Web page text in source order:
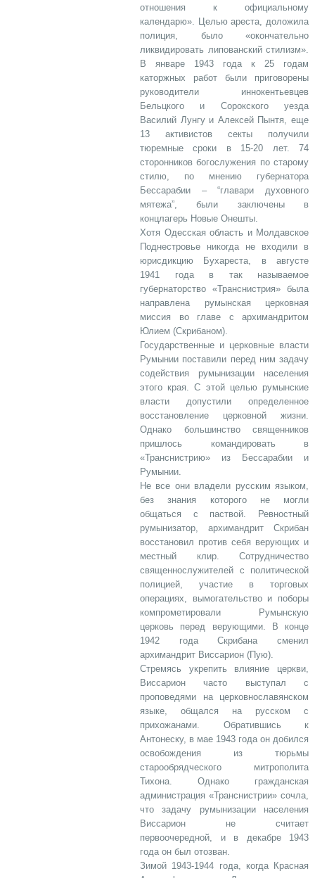
отношения к официальному
календарю». Целью ареста, доложила
полиция, было «окончательно
ликвидировать липованский стилизм».
В январе 1943 года к 25 годам
каторжных работ были приговорены
руководители иннокентьевцев
Бельцкого и Сорокского уезда
Василий Лунгу и Алексей Пынтя, еще
13 активистов секты получили
тюремные сроки в 15-20 лет. 74
сторонников богослужения по старому
стилю, по мнению губернатора
Бессарабии – “главари духовного
мятежа”, были заключены в
концлагерь Новые Онешты.
Хотя Одесская область и Молдавское
Поднестровье никогда не входили в
юрисдикцию Бухареста, в августе
1941 года в так называемое
губернаторство «Транснистрия» была
направлена румынская церковная
миссия во главе с архимандритом
Юлием (Скрибаном).
Государственные и церковные власти
Румынии поставили перед ним задачу
содействия румынизации населения
этого края. С этой целью румынские
власти допустили определенное
восстановление церковной жизни.
Однако большинство священников
пришлось командировать в
«Транснистрию» из Бессарабии и
Румынии.
Не все они владели русским языком,
без знания которого не могли
общаться с паствой. Ревностный
румынизатор, архимандрит Скрибан
восстановил против себя верующих и
местный клир. Сотрудничество
священнослужителей с политической
полицией, участие в торговых
операциях, вымогательство и поборы
компрометировали Румынскую
церковь перед верующими. В конце
1942 года Скрибана сменил
архимандрит Виссарион (Пую).
Стремясь укрепить влияние церкви,
Виссарион часто выступал с
проповедями на церковнославянском
языке, общался на русском с
прихожанами. Обратившись к
Антонеску, в мае 1943 года он добился
освобождения из тюрьмы
старообрядческого митрополита
Тихона. Однако гражданская
администрация «Транснистрии» сочла,
что задачу румынизации населения
Виссарион не считает
первоочередной, и в декабре 1943
года он был отозван.
Зимой 1943-1944 года, когда Красная